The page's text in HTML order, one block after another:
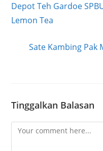
articles
Depot Teh Gardoe
Lemon Tea
Sate Kambing Pak
Tinggalkan Balasan
Comment